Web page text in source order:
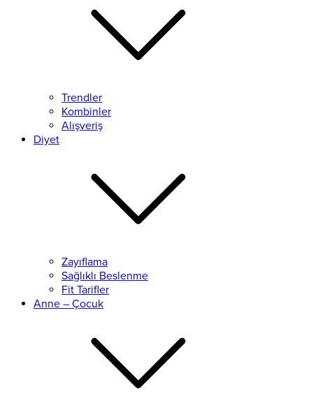
Trendler
Kombinler
Alışveriş
Diyet
Zayıflama
Sağlıklı Beslenme
Fit Tarifler
Anne – Çocuk